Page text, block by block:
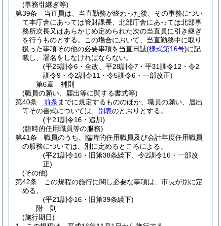
(事務引継ぎ等)
第39条
当直員は、当直勤務が終わった後、その事務につい
て本庁舎にあっては管財課長、北部庁舎にあっては北部事
務所次長又はあらかじめ定められた次の当直員に引き継ぎ
を行うものとする。
この場合において、当直勤務中に取り
扱った事項その他の必要事項を当直日誌(様式第16号)に記
載し、署名をしなければならない。
(平25訓令6・全改、平28訓令7・平31訓令12・令2
訓令9・令2訓令11・令5訓令6・一部改正)
第6章
補則
(職員の願い、届出等に関する書式等)
第40条
前条 までに規定するもののほか、職員の願い、届出
等その書式については、 別表のとおりとする。
(平21訓令16・追加)
(臨時的任用職員等の服務)
第41条
職員のうち、臨時的任用職員及び会計年度任用職員
の服務については、別に定めるところによる。
(平21訓令16・旧第38条繰下、令2訓令16・一部改
正)
(その他)
第42条
この規程の施行に関し必要な事項は、市長が別に定
める。
(平21訓令16・旧第39条繰下)
附 則
(施行期日)